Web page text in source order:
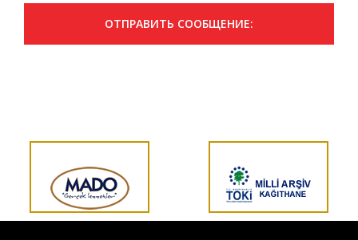
ОТПРАВИТЬ СООБЩЕНИЕ: